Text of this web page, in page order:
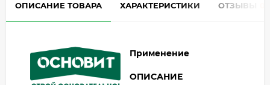
ОПИСАНИЕ ТОВАРА ХАРАКТЕРИСТИКИ ОТЗЫВЫ
Применение
ОПИСАНИЕ